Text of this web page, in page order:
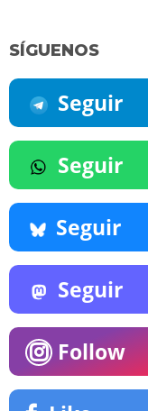
SÍGUENOS
Seguir
Seguir
Seguir
Seguir
Follow